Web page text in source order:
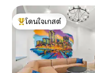
โดนใจเกสต์ที่สุด
โดนใจเกสต์